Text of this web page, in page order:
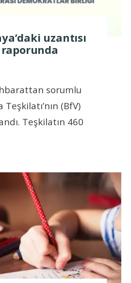
uzantısı
sorumlu
(BfV)
Teşkilatın 460